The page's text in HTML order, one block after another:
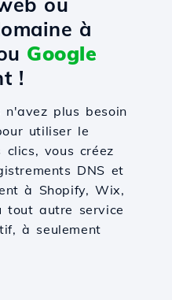
à
Google
!
n'avez plus besoin
utiliser le
clics, vous créez
DNS et
à Shopify, Wix,
tout autre service
à seulement